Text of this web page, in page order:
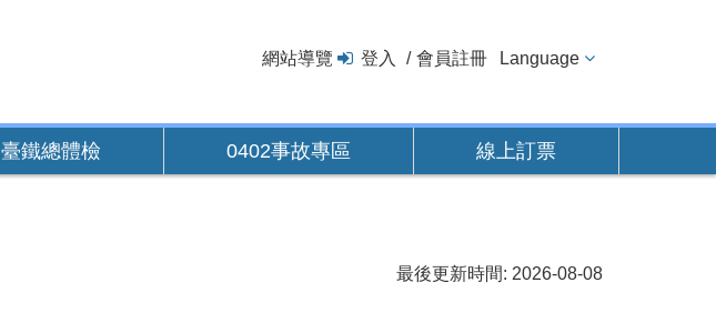
網站導覽 登入 會員註冊 Language
臺鐵總體檢 0402事故專區 線上訂票
最後更新時間: 2026-08-08